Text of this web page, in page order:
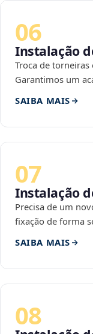
06
Instalação
Troca de
Garantimos um
SAIBA MAIS
07
Instalação
Precisa de um
fixação de forma
SAIBA MAIS
08